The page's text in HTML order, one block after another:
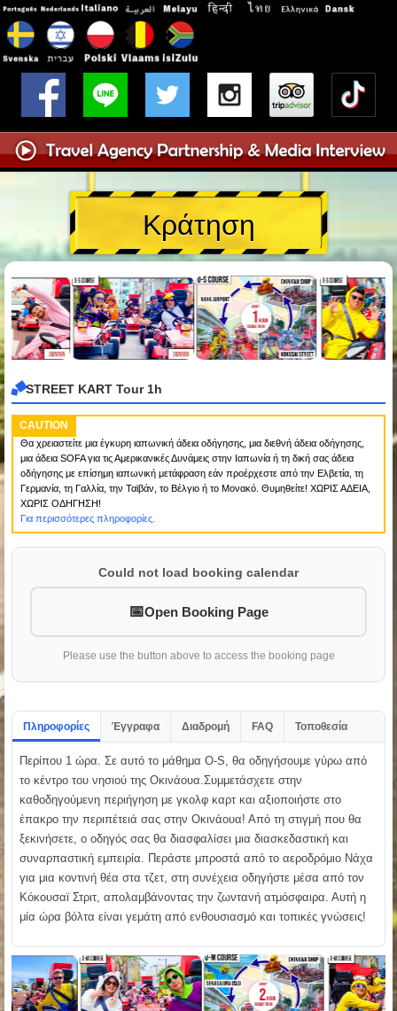
Κράτηση
STREET KART Tour 1h
CAUTION
Θα χρειαστείτε μια έγκυρη ιαπωνική άδεια οδήγησης, μια διεθνή άδεια οδήγησης,
μια άδεια SOFA για τις Αμερικανικές Δυνάμεις στην Ιαπωνία ή τη δική σας άδεια
οδήγησης με επίσημη ιαπωνική μετάφραση εάν προέρχεστε από την Ελβετία, τη
Γερμανία, τη Γαλλία, την Ταϊβάν, το Βέλγιο ή το Μονακό. Θυμηθείτε! ΧΩΡΙΣ ΑΔΕΙΑ,
ΧΩΡΙΣ ΟΔΗΓΗΣΗ!
Για περισσότερες πληροφορίες.
Could not load booking calendar
Open Booking Page
Please use the button above to access the booking page
Πληροφορίες Έγγραφα Διαδρομή FAQ Τοποθεσία
Περίπου 1 ώρα. Σε αυτό το μάθημα O-S, θα οδηγήσουμε γύρω από
το κέντρο του νησιού της Οκινάουα.Συμμετάσχετε στην
καθοδηγούμενη περιήγηση με γκολφ καρτ και αξιοποιήστε στο
έπακρο την περιπέτειά σας στην Οκινάουα! Από τη στιγμή που θα
ξεκινήσετε, ο οδηγός σας θα διασφαλίσει μια διασκεδαστική και
συναρπαστική εμπειρία. Περάστε μπροστά από το αεροδρόμιο Νάχα
για μια κοντινή θέα στα τζετ, στη συνέχεια οδηγήστε μέσα από τον
Κόκουσαϊ Στριτ, απολαμβάνοντας την ζωντανή ατμόσφαιρα. Αυτή η
μία ώρα βόλτα είναι γεμάτη από ενθουσιασμό και τοπικές γνώσεις!